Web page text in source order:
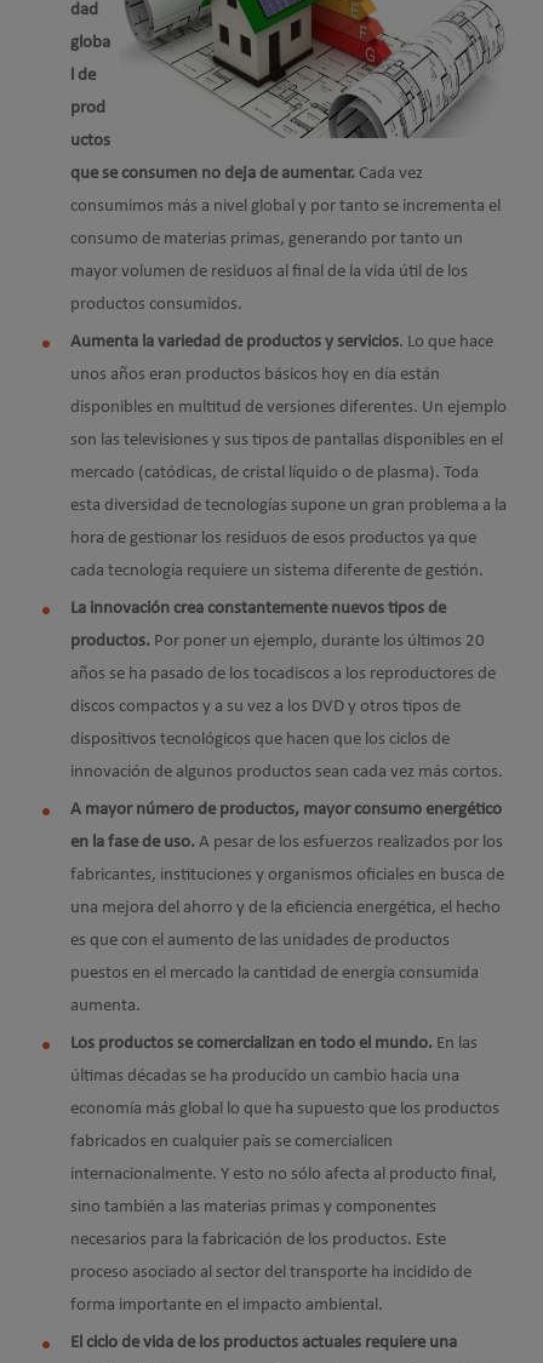
dad
globa
l de
prod
uctos
que se consumen no deja de aumentar. Cada vez
consumimos más a nivel global y por tanto se incrementa el
consumo de materias primas, generando por tanto un
mayor volumen de residuos al final de la vida útil de los
productos consumidos.
Aumenta la variedad de productos y servicios. Lo que hace
unos años eran productos básicos hoy en día están
disponibles en multitud de versiones diferentes. Un ejemplo
son las televisiones y sus tipos de pantallas disponibles en el
mercado (catódicas, de cristal líquido o de plasma). Toda
esta diversidad de tecnologías supone un gran problema a la
hora de gestionar los residuos de esos productos ya que
cada tecnología requiere un sistema diferente de gestión.
La innovación crea constantemente nuevos tipos de
productos. Por poner un ejemplo, durante los últimos 20
años se ha pasado de los tocadiscos a los reproductores de
discos compactos y a su vez a los DVD y otros tipos de
dispositivos tecnológicos que hacen que los ciclos de
innovación de algunos productos sean cada vez más cortos.
A mayor número de productos, mayor consumo energético
en la fase de uso. A pesar de los esfuerzos realizados por los
fabricantes, instituciones y organismos oficiales en busca de
una mejora del ahorro y de la eficiencia energética, el hecho
es que con el aumento de las unidades de productos
puestos en el mercado la cantidad de energía consumida
aumenta.
Los productos se comercializan en todo el mundo. En las
últimas décadas se ha producido un cambio hacia una
economía más global lo que ha supuesto que los productos
fabricados en cualquier país se comercialicen
internacionalmente. Y esto no sólo afecta al producto final,
sino también a las materias primas y componentes
necesarios para la fabricación de los productos. Este
proceso asociado al sector del transporte ha incidido de
forma importante en el impacto ambiental.
El ciclo de vida de los productos actuales requiere una